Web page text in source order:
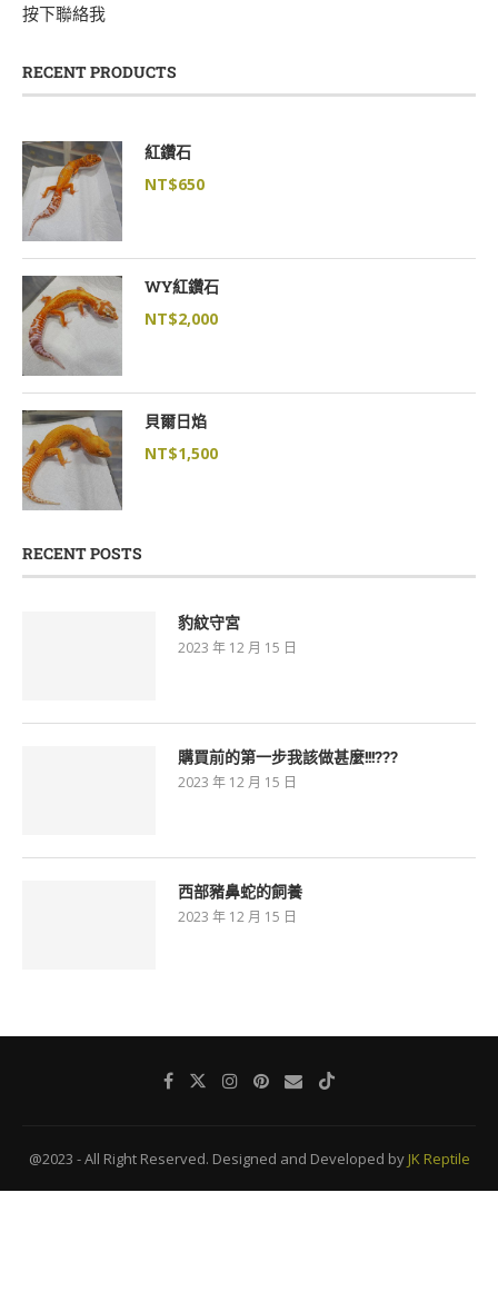
按下聯絡我
RECENT PRODUCTS
紅鑽石
NT$650
WY紅鑽石
NT$2,000
貝爾日焰
NT$1,500
RECENT POSTS
豹紋守宮
2023 年 12 月 15 日
購買前的第一步我該做甚麼!!!???
2023 年 12 月 15 日
西部豬鼻蛇的飼養
2023 年 12 月 15 日
@2023 - All Right Reserved. Designed and Developed by JK Reptile